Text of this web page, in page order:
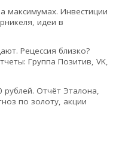
максимумах. Инвестиции
идеи в
Рецессия близко?
Группа Позитив, VK,
Отчёт Эталона,
по золоту, акции